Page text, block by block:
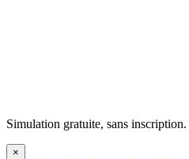
Simulation gratuite, sans inscription.
×